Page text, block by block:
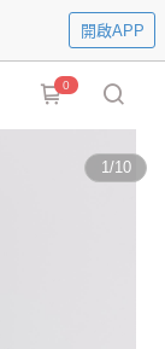
開啟APP
0
1/10